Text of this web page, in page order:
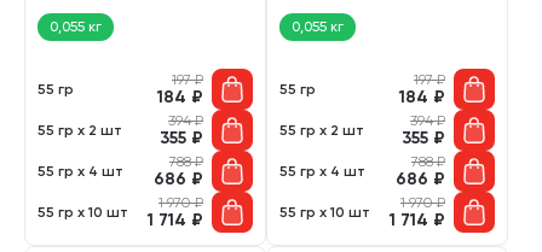
0,055 кг
55 гр
197₽
184 ₽
55 гр х 2 шт
394₽
355 ₽
55 гр х 4 шт
788₽
686 ₽
55 гр х 10 шт
1 970₽
1 714 ₽
0,055 кг
55 гр
197₽
184 ₽
55 гр х 2 шт
394₽
355 ₽
55 гр х 4 шт
788₽
686 ₽
55 гр х 10 шт
1 970₽
1 714 ₽